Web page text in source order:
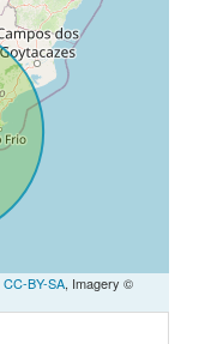
CC-BY-SA, Imagery ©